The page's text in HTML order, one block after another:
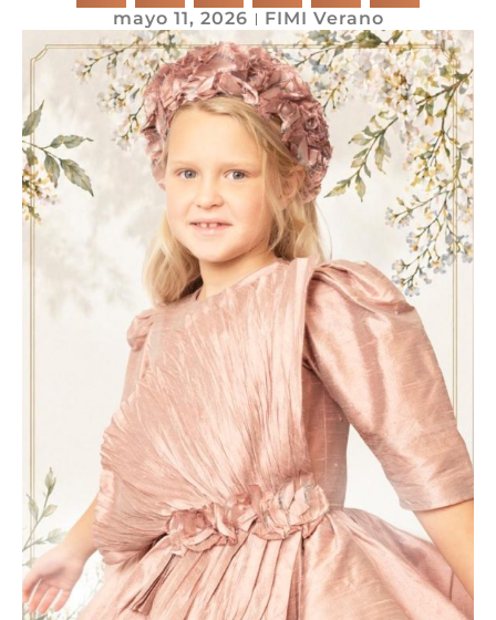
mayo 11, 2026 FIMI Verano